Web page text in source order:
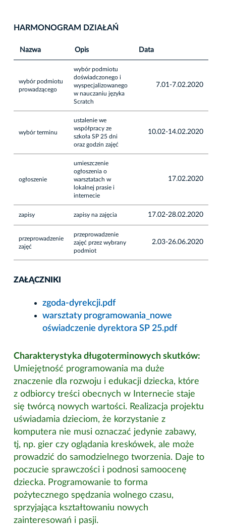
HARMONOGRAM DZIAŁAŃ
Nazwa Opis Data
wybór podmiotu
prowadzącego
wybór podmiotu
doświadczonego i
wyspecjalizowanego
w nauczaniu języka
Scratch
7.01-7.02.2020
wybór terminu
ustalenie we
współpracy ze
szkoła SP 25 dni
oraz godzin zajęć
10.02-14.02.2020
ogłoszenie
umieszczenie
ogłoszenia o
warsztatach w
lokalnej prasie i
internecie
17.02.2020
zapisy zapisy na zajęcia 17.02-28.02.2020
przeprowadzenie
zajęć
przeprowadzenie
zajęć przez wybrany
podmiot
2.03-26.06.2020
ZAŁĄCZNIKI
zgoda-dyrekcji.pdf
warsztaty programowania_nowe
oświadczenie dyrektora SP 25.pdf
Charakterystyka długoterminowych skutków:
Umiejętność programowania ma duże
znaczenie dla rozwoju i edukacji dziecka, które
z odbiorcy treści obecnych w Internecie staje
się twórcą nowych wartości. Realizacja projektu
uświadamia dzieciom, że korzystanie z
komputera nie musi oznaczać jedynie zabawy,
tj, np. gier czy oglądania kreskówek, ale może
prowadzić do samodzielnego tworzenia. Daje to
poczucie sprawczości i podnosi samoocenę
dziecka. Programowanie to forma
pożytecznego spędzania wolnego czasu,
sprzyjająca kształtowaniu nowych
zainteresowań i pasji.